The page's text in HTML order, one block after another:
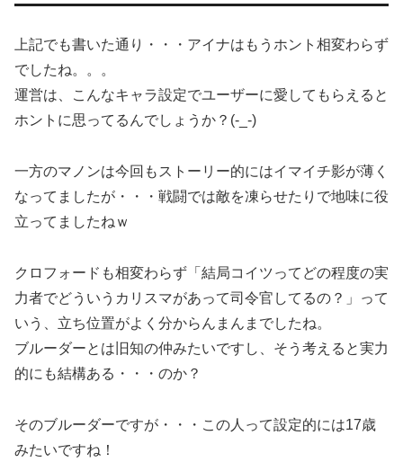
上記でも書いた通り・・・アイナはもうホント相変わらず
でしたね。。。
運営は、こんなキャラ設定でユーザーに愛してもらえると
ホントに思ってるんでしょうか？(-_-)
一方のマノンは今回もストーリー的にはイマイチ影が薄く
なってましたが・・・戦闘では敵を凍らせたりで地味に役
立ってましたねｗ
クロフォードも相変わらず「結局コイツってどの程度の実
力者でどういうカリスマがあって司令官してるの？」って
いう、立ち位置がよく分からんまんまでしたね。
ブルーダーとは旧知の仲みたいですし、そう考えると実力
的にも結構ある・・・のか？
そのブルーダーですが・・・この人って設定的には17歳
みたいですね！